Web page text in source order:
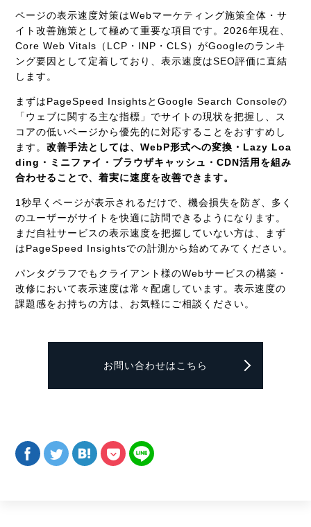
ページの表示速度対策はWebマーケティング施策全体・サ
イト改善施策として極めて重要な項目です。2026年現在、
Core Web Vitals（LCP・INP・CLS）がGoogleのランキ
ング要因として定着しており、表示速度はSEO評価に直結
します。
まずはPageSpeed InsightsとGoogle Search Consoleの
「ウェブに関する主な指標」でサイトの現状を把握し、ス
コアの低いページから優先的に対応することをおすすめし
ます。改善手法としては、WebP形式への変換・Lazy Loa
ding・ミニファイ・ブラウザキャッシュ・CDN活用を組み
合わせることで、着実に速度を改善できます。
1秒早くページが表示されるだけで、機会損失を防ぎ、多く
のユーザーがサイトを快適に訪問できるようになります。
まだ自社サービスの表示速度を把握していない方は、まず
はPageSpeed Insightsでの計測から始めてみてください。
パンタグラフでもクライアント様のWebサービスの構築・
改修において表示速度は常々配慮しています。表示速度の
課題感をお持ちの方は、お気軽にご相談ください。
お問い合わせはこちら